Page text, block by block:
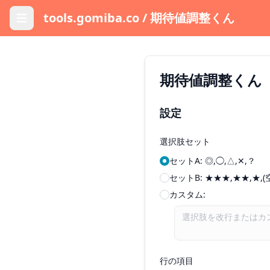
tools.gomiba.co/ 期待値調整くん
期待値調整くん
設定
選択肢セット
セットA: ◎,◯,△,✕,？
セットB: ★★★,★★,★,(
カスタム:
行の項目